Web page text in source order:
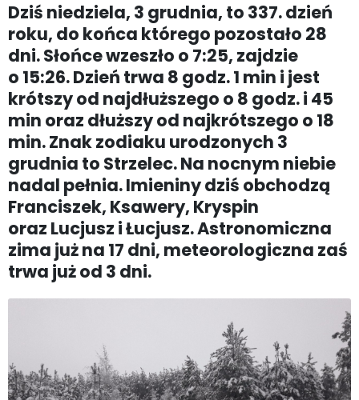
Dziś niedziela, 3 grudnia, to 337. dzień
roku, do końca którego pozostało 28
dni. Słońce wzeszło o 7:25, zajdzie
o 15:26. Dzień trwa 8 godz. 1 min i jest
krótszy od najdłuższego o 8 godz. i 45
min oraz dłuższy od najkrótszego o 18
min. Znak zodiaku urodzonych 3
grudnia to Strzelec. Na nocnym niebie
nadal pełnia. Imieniny dziś obchodzą
Franciszek, Ksawery, Kryspin
oraz Lucjusz i Łucjusz. Astronomiczna
zima już na 17 dni, meteorologiczna zaś
trwa już od 3 dni.